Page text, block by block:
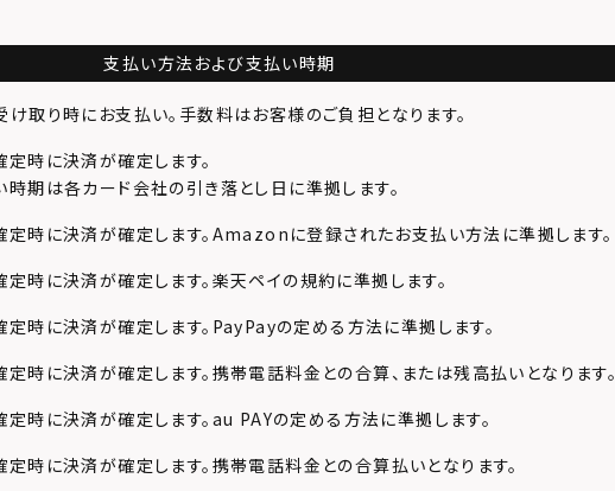
支払い方法および支払い時期
け取り時にお支払い。手数料はお客様のご負担となります。
定時に決済が確定します。
時期は各カード会社の引き落とし日に準拠します。
定時に決済が確定します。Amazonに登録されたお支払い方法に準拠します。
定時に決済が確定します。楽天ペイの規約に準拠します。
定時に決済が確定します。PayPayの定める方法に準拠します。
定時に決済が確定します。携帯電話料金との合算、または残高払いとなります。
定時に決済が確定します。au PAYの定める方法に準拠します。
定時に決済が確定します。携帯電話料金との合算払いとなります。